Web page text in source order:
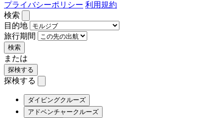
プライバシーポリシー 利用規約
検索
目的地
旅行期間
検索
または
探検する
探検する
ダイビングクルーズ
アドベンチャークルーズ